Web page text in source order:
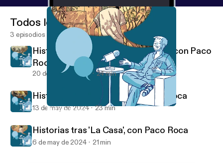
Historias tras 'La Casa', con Paco Roca
Todos los episodios
3 episodios
Historias tras 'El abismo del olvido', con Paco
Roca
20 de may de 2024 24 min
Historias tras 'Arrugas', con Paco Roca
13 de may de 2024 23 min
Historias tras 'La Casa', con Paco Roca
6 de may de 2024 21 min